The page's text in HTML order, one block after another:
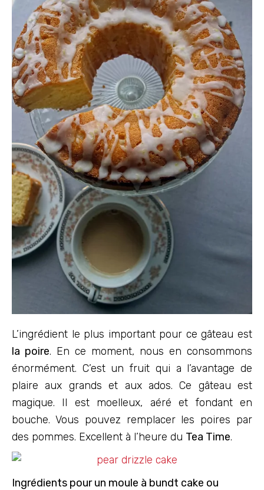
L’ingrédient le plus important pour ce gâteau est
la poire. En ce moment, nous en consommons
énormément. C’est un fruit qui a l’avantage de
plaire aux grands et aux ados. Ce gâteau est
magique. Il est moelleux, aéré et fondant en
bouche. Vous pouvez remplacer les poires par
des pommes. Excellent à l’heure du Tea Time.
Ingrédients pour un moule à bundt cake ou